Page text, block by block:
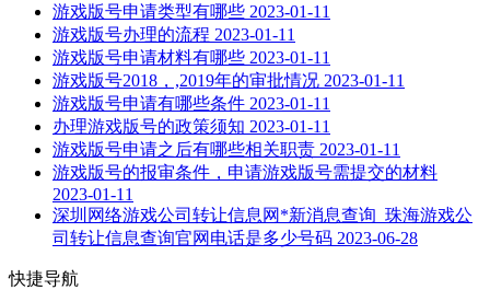
游戏版号申请类型有哪些 2023-01-11
游戏版号办理的流程 2023-01-11
游戏版号申请材料有哪些 2023-01-11
游戏版号2018，,2019年的审批情况 2023-01-11
游戏版号申请有哪些条件 2023-01-11
办理游戏版号的政策须知 2023-01-11
游戏版号申请之后有哪些相关职责 2023-01-11
游戏版号的报审条件，申请游戏版号需提交的材料
2023-01-11
深圳网络游戏公司转让信息网*新消息查询_珠海游戏公
司转让信息查询官网电话是多少号码 2023-06-28
快捷导航